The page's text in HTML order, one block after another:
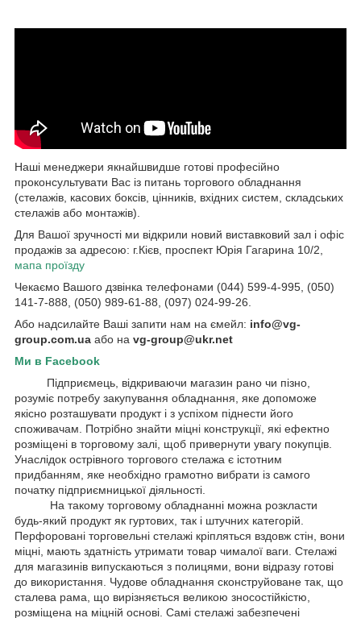
Наші менеджери якнайшвидше готові професійно
проконсультувати Вас із питань торгового обладнання
(стелажів, касових боксів, цінників, вхідних систем, складських
стелажів або монтажів).
Для Вашої зручності ми відкрили новий виставковий зал і офіс
продажів за адресою: г.Кієв, проспект Юрія Гагарина 10/2,
мапа проїзду
Чекаємо Вашого дзвінка телефонами (044) 599-4-995, (050)
141-7-888, (050) 989-61-88, (097) 024-99-26.
Або надсилайте Ваші запити нам на ємейл: info@vg-
group.com.ua або на vg-group@ukr.net
Ми в Facebook
Підприємець, відкриваючи магазин рано чи пізно,
розуміє потребу закупування обладнання, яке допоможе
якісно розташувати продукт і з успіхом піднести його
споживачам. Потрібно знайти міцні конструкції, які ефектно
розміщені в торговому залі, щоб привернути увагу покупців.
Унаслідок острівного торгового стелажа є істотним
придбанням, яке необхідно грамотно вибрати із самого
початку підприємницької діяльності.
На такому торговому обладнанні можна розкласти
будь-який продукт як гуртових, так і штучних категорій.
Перфоровані торговельні стелажі кріпляться вздовж стін, вони
міцні, мають здатність утримати товар чималої ваги. Стелажі
для магазинів випускаються з полицями, вони відразу готові
до використання. Чудове обладнання сконструйоване так, що
сталева рама, що вирізняється великою зносостійкістю,
розміщена на міцній основі. Самі стелажі забезпечені